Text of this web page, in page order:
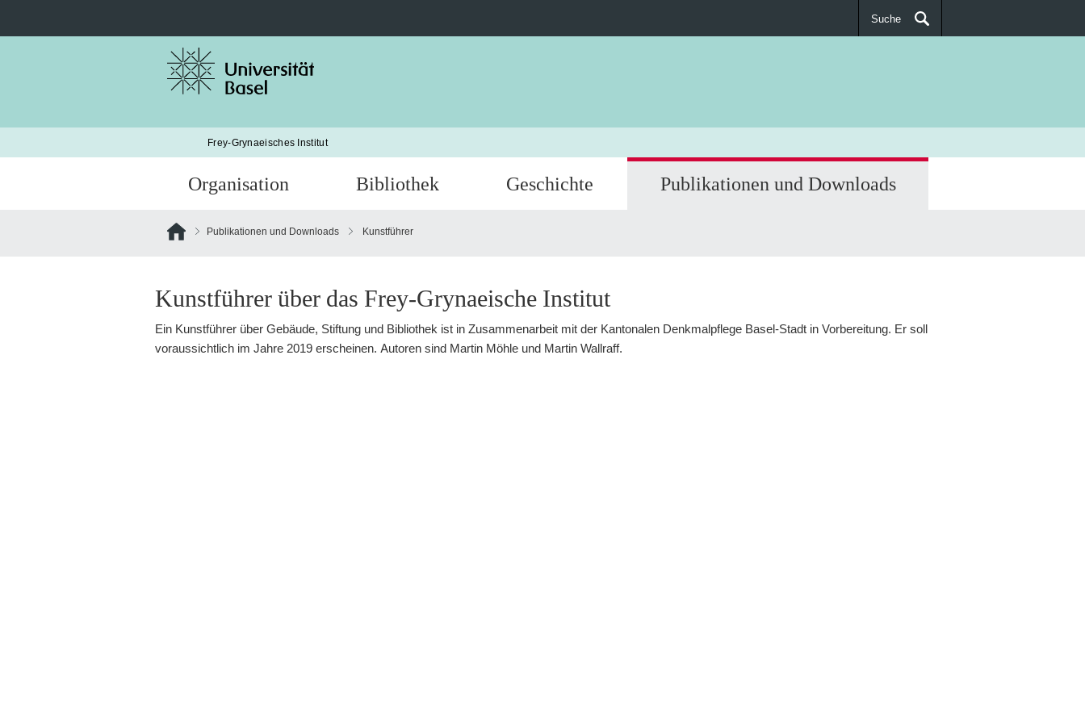
Suche
nach:
Frey-Grynaeisches Institut
Organisation Bibliothek Geschichte Publikationen und Downloads
Publikationen und Downloads Kunstführer
Kunstführer über das Frey-Grynaeische Institut
Ein Kunstführer über Gebäude, Stiftung und Bibliothek ist in Zusammenarbeit mit der Kantonalen Denkmalpflege Basel-Stadt in Vorbereitung. Er soll
voraussichtlich im Jahre 2019 erscheinen. Autoren sind Martin Möhle und Martin Wallraff.